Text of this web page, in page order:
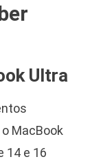
Ultra
MacBook
14 e 16